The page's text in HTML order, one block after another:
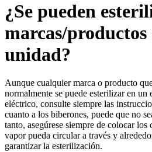
¿Se pueden
marcas/productos
unidad?
Aunque cualquier marca o producto
normalmente se puede esterilizar en un
eléctrico, consulte siempre las
cuanto a los biberones, puede que no
tanto, asegúrese siempre de colocar los
vapor pueda circular a través y
garantizar la esterilización.